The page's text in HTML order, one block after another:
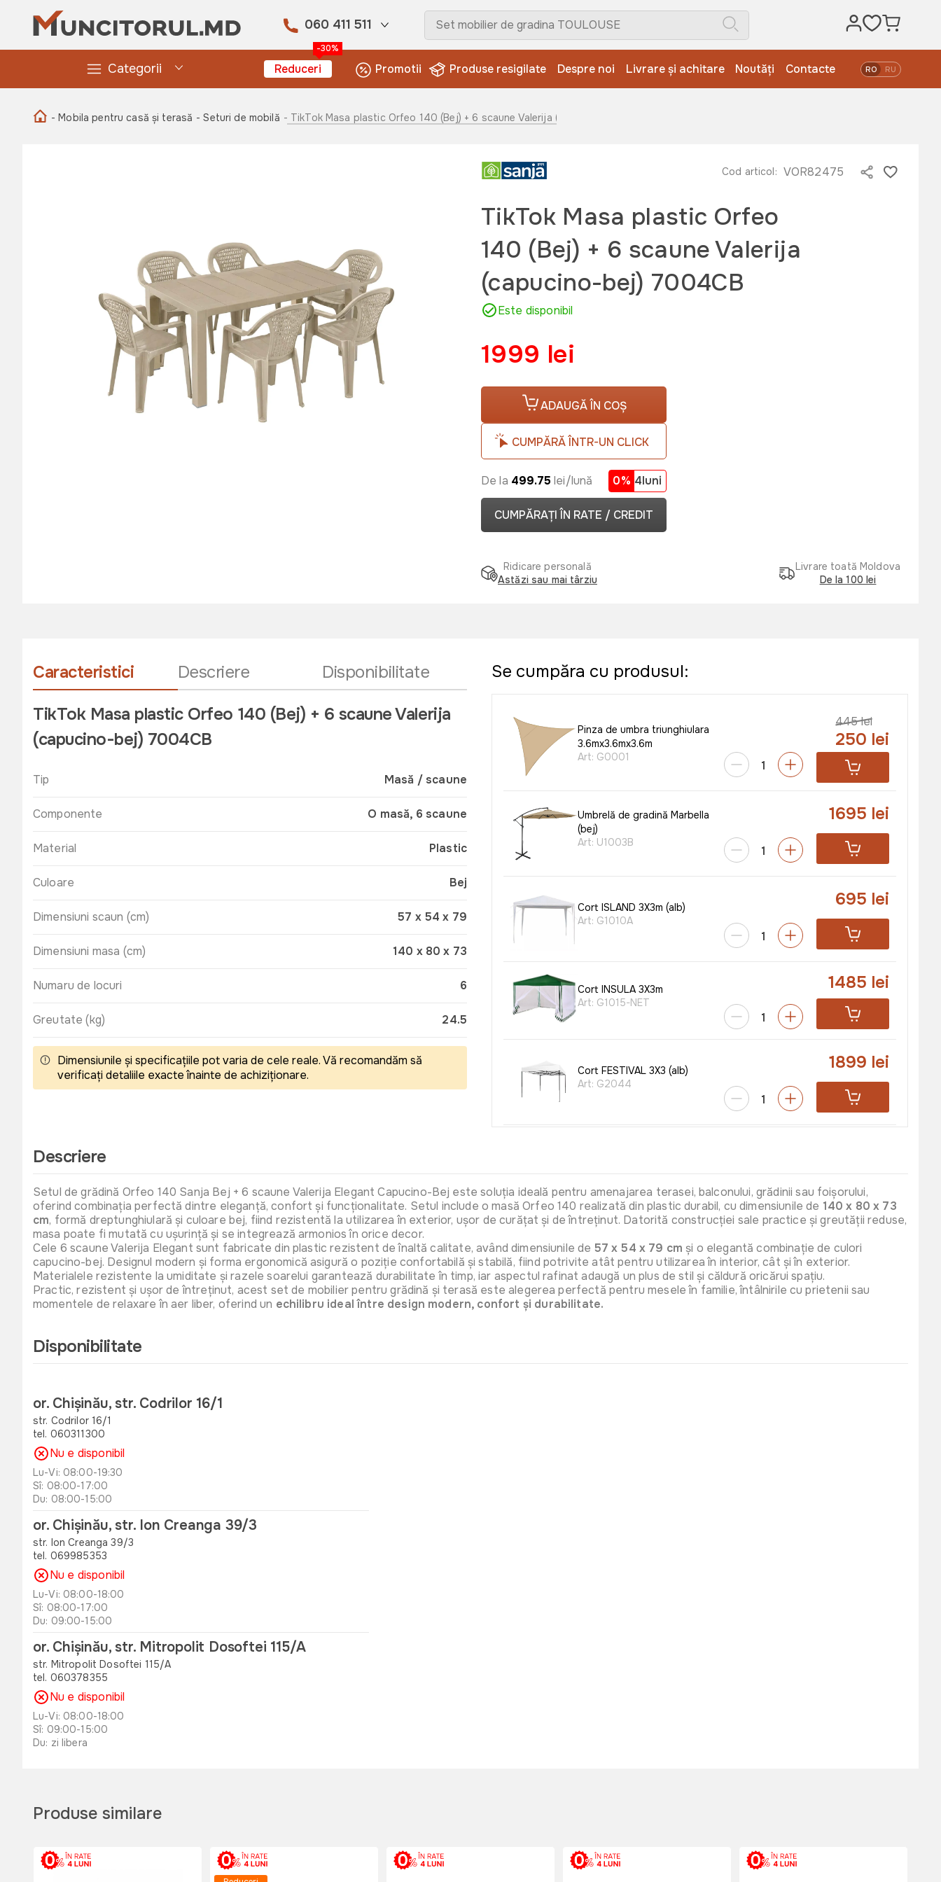
060 411 511
Categorii
-30%
Reduceri Promotii Produse resigilate Despre noi Livrare și achitare Noutăți Contacte RO RU
- Mobila pentru casă și terasă - Seturi de mobilă - TikTok Masa plastic Orfeo 140 (Bej) + 6 scaune Valerija (capucino-bej) 7004CB
Cod articol: VOR82475
TikTok Masa plastic Orfeo
140 (Bej) + 6 scaune Valerija
(capucino-bej) 7004CB
Este disponibil
1999 lei
ADAUGĂ ÎN COȘ
CUMPĂRĂ ÎNTR-UN CLICK
De la 499.75 lei/lună 0% 4luni
CUMPĂRAȚI ÎN RATE / CREDIT
Ridicare personală
Astăzi sau mai târziu
Livrare toată Moldova
De la 100 lei
Caracteristici Descriere
Disponibilitate
TikTok Masa plastic Orfeo 140 (Bej) + 6 scaune Valerija
(capucino-bej) 7004CB
Tip Masă / scaune
Componente O masă, 6 scaune
Material Plastic
Culoare Bej
Dimensiuni scaun (cm) 57 x 54 x 79
Dimensiuni masa (cm) 140 x 80 x 73
Numaru de locuri 6
Greutate (kg) 24.5
Dimensiunile și specificațiile pot varia de cele reale. Vă recomandăm să
verificați detaliile exacte înainte de achiziționare.
Se cumpăra cu produsul:
Pinza de umbra triunghiulara
3.6mx3.6mx3.6m
Art: G0001
445 lei
250 lei
Umbrelă de gradină Marbella
(bej)
Art: U1003B
1695 lei
Cort ISLAND 3X3m (alb)
Art: G1010A
695 lei
Cort INSULA 3X3m
Art: G1015-NET
1485 lei
Cort FESTIVAL 3X3 (alb)
Art: G2044
1899 lei
cu dungi albe)
Art:C1077
2999 lei
2799 lei
Descriere
Setul de grădină Orfeo 140 Sanja Bej + 6 scaune Valerija Elegant Capucino-Bej este soluția ideală pentru amenajarea terasei, balconului, grădinii sau foișorului,
oferind combinația perfectă dintre eleganță, confort și funcționalitate. Setul include o masă Orfeo 140 realizată din plastic durabil, cu dimensiunile de 140 x 80 x 73
cm, formă dreptunghiulară și culoare bej, fiind rezistentă la utilizarea în exterior, ușor de curățat și de întreținut. Datorită construcției sale practice și greutății reduse,
masa poate fi mutată cu ușurință și se integrează armonios în orice decor.
Cele 6 scaune Valerija Elegant sunt fabricate din plastic rezistent de înaltă calitate, având dimensiunile de 57 x 54 x 79 cm și o elegantă combinație de culori
capucino-bej. Designul modern și forma ergonomică asigură o poziție confortabilă și stabilă, fiind potrivite atât pentru utilizarea în interior, cât și în exterior.
Materialele rezistente la umiditate și razele soarelui garantează durabilitate în timp, iar aspectul rafinat adaugă un plus de stil și căldură oricărui spațiu.
Practic, rezistent și ușor de întreținut, acest set de mobilier pentru grădină și terasă este alegerea perfectă pentru mesele în familie, întâlnirile cu prietenii sau
momentele de relaxare în aer liber, oferind un echilibru ideal între design modern, confort și durabilitate.
Disponibilitate
or. Chișinău, str. Codrilor 16/1
str. Codrilor 16/1
tel. 060311300
Nu e disponibil
Lu-Vi: 08:00-19:30
Sî: 08:00-17:00
Du: 08:00-15:00
or. Chișinău, str. Ion Creanga 39/3
str. Ion Creanga 39/3
tel. 069985353
Nu e disponibil
Lu-Vi: 08:00-18:00
Sî: 08:00-17:00
Du: 09:00-15:00
or. Chișinău, str. Mitropolit Dosoftei 115/A
str. Mitropolit Dosoftei 115/A
tel. 060378355
Nu e disponibil
Lu-Vi: 08:00-18:00
Sî: 09:00-15:00
Du: zi libera
Nu e disponibil
Sî: 08:00-17:00
Du: 08:00-15:00
Produse similare